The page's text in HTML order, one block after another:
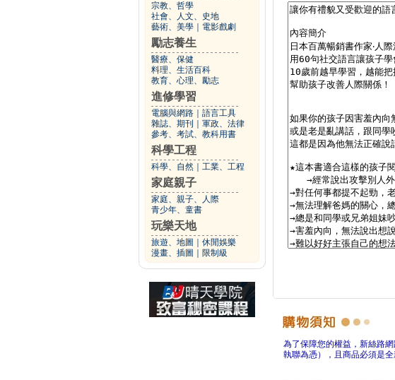
宗教、哲學
社會、人文、史地
藝術、美學
電影戲劇
勵志養生
醫療、保健
料理、生活百科
教育、心理、勵志
進修學習
電腦與網路
語言工具
雜誌、期刊
軍政、法律
參考、考試、教科用書
科學工程
科學、自然 工業、工程
家庭親子
家庭、親子、人際
青少年、童書
玩樂天地
旅遊、地圖
休閒娛樂
漫畫、插圖
限制級
為了保障您的權益，新絲路
執聯為憑），且商品必須是